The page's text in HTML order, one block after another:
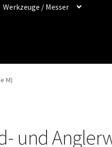
Werkzeuge / Messer
M)
und